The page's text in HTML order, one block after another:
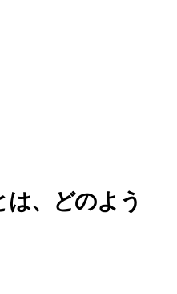
は、どのよう